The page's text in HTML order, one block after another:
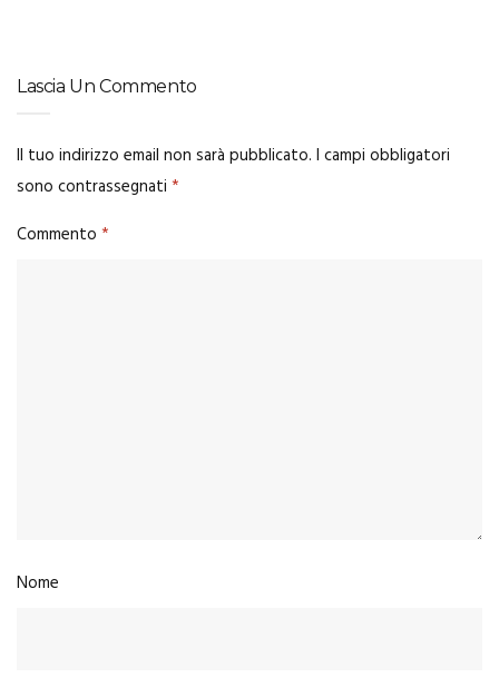
Lascia Un Commento
Il tuo indirizzo email non sarà pubblicato. I campi obbligatori
sono contrassegnati *
Commento *
Nome